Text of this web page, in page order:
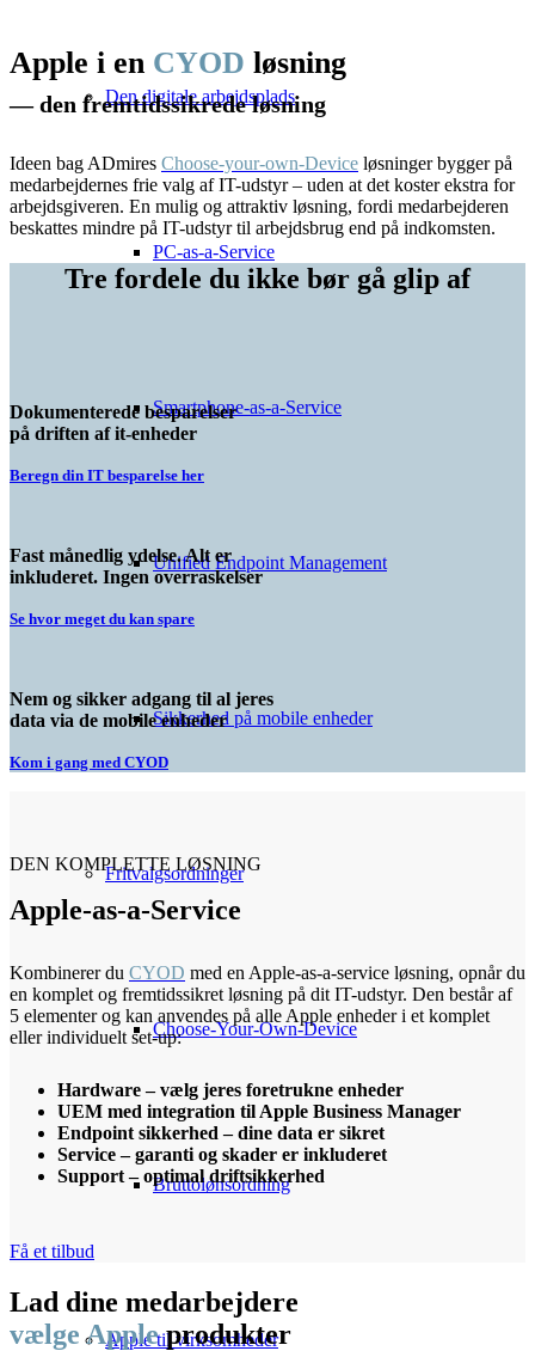
Den digitale arbejdsplads
PC-as-a-Service
Smartphone-as-a-Service
Unified Endpoint Management
Sikkerhed på mobile enheder
Fritvalgsordninger
Choose-Your-Own-Device
Bruttolønsordning
Apple til virksomheder
Apple i en CYOD løsning
— den fremtidssikrede løsning
Ideen bag ADmires Choose-your-own-Device løsninger bygger på
medarbejdernes frie valg af IT-udstyr – uden at det koster ekstra for
arbejdsgiveren. En mulig og attraktiv løsning, fordi medarbejderen
beskattes mindre på IT-udstyr til arbejdsbrug end på indkomsten.
Tre fordele du ikke bør gå glip af
Dokumenterede besparelser
på driften af it-enheder
Beregn din IT besparelse her
Fast månedlig ydelse. Alt er
inkluderet. Ingen overraskelser
Se hvor meget du kan spare
Nem og sikker adgang til al jeres
data via de mobile enheder
Kom i gang med CYOD
DEN KOMPLETTE LØSNING
Apple-as-a-Service
Kombinerer du CYOD med en Apple-as-a-service løsning, opnår du
en komplet og fremtidssikret løsning på dit IT-udstyr. Den består af
5 elementer og kan anvendes på alle Apple enheder i et komplet
eller individuelt set-up:
Hardware – vælg jeres foretrukne enheder
UEM med integration til Apple Business Manager
Endpoint sikkerhed – dine data er sikret
Service – garanti og skader er inkluderet
Support – optimal driftsikkerhed
Få et tilbud
Lad dine medarbejdere
vælge Appleprodukter